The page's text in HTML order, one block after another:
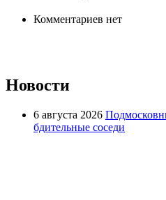
Комментариев нет
Новости
6 августа 2026
бдительные соседи